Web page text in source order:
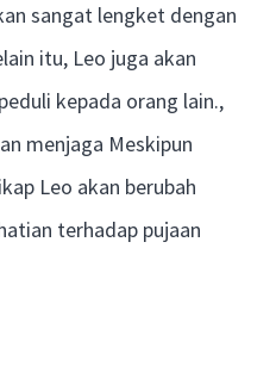
sangat lengket dengan
itu, Leo juga akan
kepada orang lain.,
menjaga Meskipun
Leo akan berubah
terhadap pujaan